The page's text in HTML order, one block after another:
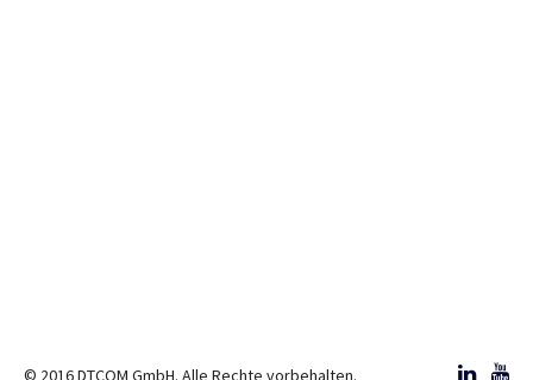
© 2016 DTCOM GmbH. Alle Rechte vorbehalten.